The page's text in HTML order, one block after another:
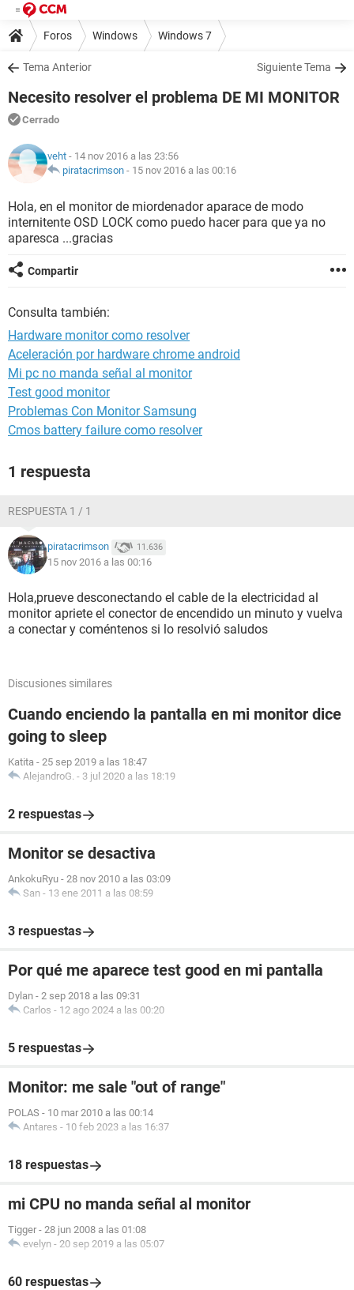
Foros Windows Windows 7
Tema Anterior Siguiente Tema
Necesito resolver el problema DE MI MONITOR
Cerrado
veht - 14 nov 2016 a las 23:56
piratacrimson - 15 nov 2016 a las 00:16
Hola, en el monitor de miordenador aparace de modo
internitente OSD LOCK como puedo hacer para que ya no
aparesca ...gracias
Compartir
Consulta también:
Hardware monitor como resolver
Aceleración por hardware chrome android
Mi pc no manda señal al monitor
Test good monitor
Problemas Con Monitor Samsung
Cmos battery failure como resolver
1 respuesta
RESPUESTA 1 / 1
piratacrimson 11.636
15 nov 2016 a las 00:16
Hola,prueve desconectando el cable de la electricidad al
monitor apriete el conector de encendido un minuto y vuelva
a conectar y coméntenos si lo resolvió saludos
Discusiones similares
Cuando enciendo la pantalla en mi monitor dice
going to sleep
Katita - 25 sep 2019 a las 18:47
AlejandroG. - 3 jul 2020 a las 18:19
2 respuestas
Monitor se desactiva
AnkokuRyu - 28 nov 2010 a las 03:09
San - 13 ene 2011 a las 08:59
3 respuestas
Por qué me aparece test good en mi pantalla
Dylan - 2 sep 2018 a las 09:31
Carlos - 12 ago 2024 a las 00:20
5 respuestas
Monitor: me sale "out of range"
POLAS - 10 mar 2010 a las 00:14
Antares - 10 feb 2023 a las 16:37
18 respuestas
mi CPU no manda señal al monitor
Tigger - 28 jun 2008 a las 01:08
evelyn - 20 sep 2019 a las 05:07
60 respuestas